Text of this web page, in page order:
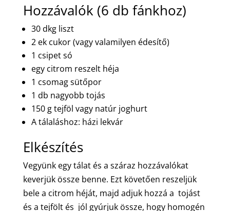
Hozzávalók (6 db fánkhoz)
30 dkg liszt
2 ek cukor (vagy valamilyen édesítő)
1 csipet só
egy citrom reszelt héja
1 csomag sütőpor
1 db nagyobb tojás
150 g tejföl vagy natúr joghurt
A tálaláshoz: házi lekvár
Elkészítés
Vegyünk egy tálat és a száraz hozzávalókat
keverjük össze benne. Ezt követően reszeljük
bele a citrom héját, majd adjuk hozzá a tojást
és a tejfölt és jól gyúrjuk össze, hogy homogén